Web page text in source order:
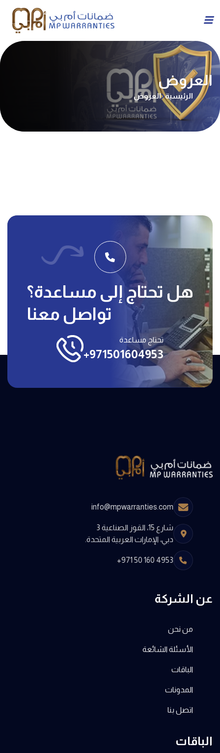
العروض
الرئيسية العروض
هل تحتاج إلى مساعدة؟
تواصل معنا
تحتاج مساعدة
+971501604953
info@mpwarranties.com
شارع 15، القوز الصناعية 3
دبي، الإمارات العربية المتحدة.
+971 50 160 4953
عن الشركة
من نحن
الأسئلة الشائعة
الباقات
المدونات
اتصل بنا
الباقات